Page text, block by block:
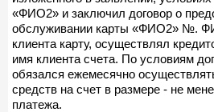
«ФИО2» и заключил договор о
обслуживании карты «ФИО2» №.
клиента карту, осуществлял
имя клиента счета. По условиям
обязался ежемесячно
средств на счет в размере - не
платежа.